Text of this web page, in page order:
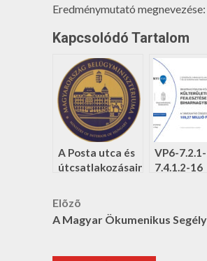
Eredménymutató
Kapcsolódó Tartalom
A Posta utca és
útcsatlakozásainak
útburkolat -és
padkafelújítása.
VP6-7.2.1-
7.4.1.2-16
Post
Elõzõ
A Magyar Ökumenikus